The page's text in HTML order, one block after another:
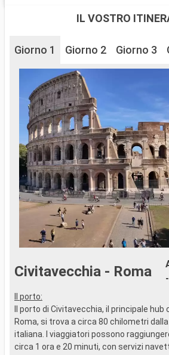
IL VOSTRO
Giorno 1 Giorno 2 Giorno 3
Civitavecchia - Roma
Il porto:
Il porto di Civitavecchia, il principale
Roma, si trova a circa 80 chilometri
italiana. I viaggiatori possono
circa 1 ora e 20 minuti, con servizi